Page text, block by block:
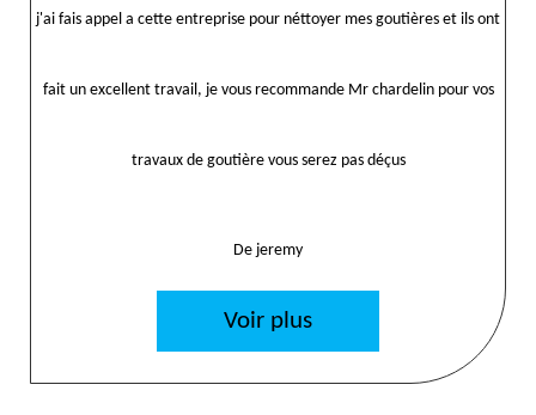
j'ai fais appel a cette entreprise pour néttoyer mes goutières et ils ont
fait un excellent travail, je vous recommande Mr chardelin pour vos
travaux de goutière vous serez pas déçus
De jeremy
Voir plus